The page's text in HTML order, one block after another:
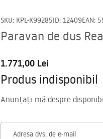
SKU: KPL-K99285ID: 12409EAN:
Paravan de dus
1.771,00 Lei
Produs indisponibil
Anunțați-mă despre
Adresa dvs. de e-mail